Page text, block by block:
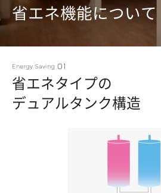
省エネ機能について
省エネタイプの
デュアルタンク構造